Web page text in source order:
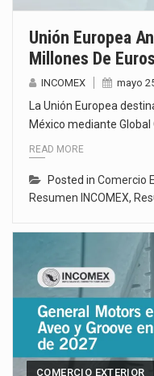
Unión Europea
Millones De
INCOMEX mayo
La Unión Europea
México mediante Global
READ MORE
Posted in Comercio
Resumen INCOMEX,
COMERCIO EXTERIOR